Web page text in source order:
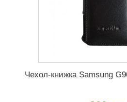
Чехол-книжка Samsung